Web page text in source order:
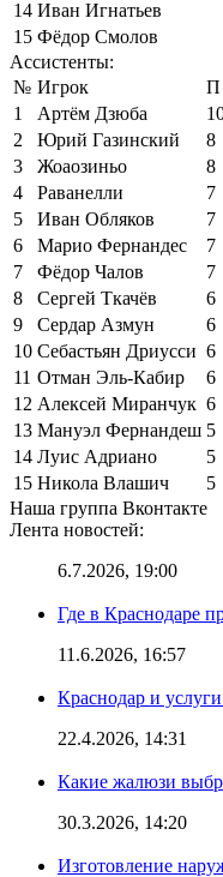
14 Иван Игнатьев
15 Фёдор Смолов
Ассистенты:
№ Игрок
П
1
Артём Дзюба
2
Юрий Газинский
8
3
Жоаозиньо
8
4
Раванелли
7
5
Иван Обляков
7
6
Марио Фернандес
7
7
Фёдор Чалов
7
8
Сергей Ткачёв
6
9
Сердар Азмун
6
10 Себастьян Дриусси 6
11 Отман Эль-Кабир
6
12 Алексей Миранчук 6
13 Мануэл Фернандеш 5
14 Луис Адриано
5
15 Никола Влашич
5
Наша группа Вконтакте
Лента новостей:
6.7.2026, 19:00
Где в Краснодаре
11.6.2026, 16:57
Краснодар и
22.4.2026, 14:31
Какие жалюзи
30.3.2026, 14:20
Изготовление